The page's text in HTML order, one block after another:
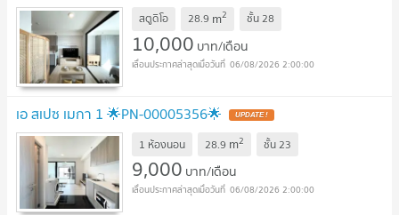
สตูดิโอ 28.9 m2 ชั้น28
10,000 บาท/เดือน
06/08/2026 2:00:00
เอ สเปซ เมกา 1 🌟PN-00005356🌟
1 ห้องนอน 28.9 m2 ชั้น23
9,000 บาท/เดือน
06/08/2026 2:00:00